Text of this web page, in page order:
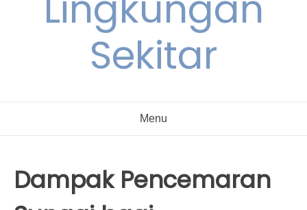
Sekitar
Menu
Dampak Pencemaran